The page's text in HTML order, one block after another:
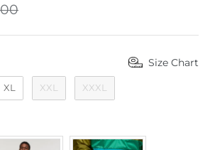
Size Chart
XL XXL XXXL